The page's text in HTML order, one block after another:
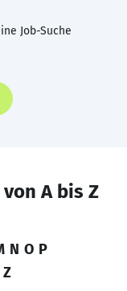
Job-Suche
A bis Z
N O P
Z